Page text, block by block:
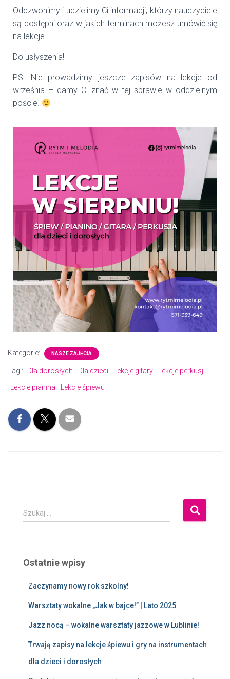
Oddzwonimy i udzielimy Ci informacji, którzy nauczyciele
są dostępni oraz w jakich terminach możesz umówić się
na lekcje.
Do usłyszenia!
PS. Nie prowadzimy jeszcze zapisów na lekcje od
września – damy Ci znać w tej sprawie w oddzielnym
poście.
Kategorie: NASZE ZAJĘCIA
Tagi: Dla dorosłych Dla dzieci Lekcje gitary
Lekcje perkusji
Lekcje pianina
Lekcje śpiewu
Szukaj …
Ostatnie wpisy
Zaczynamy nowy rok szkolny!
Warsztaty wokalne „Jak w bajce!” | Lato 2025
Jazz nocą – wokalne warsztaty jazzowe w Lublinie!
Trwają zapisy na lekcje śpiewu i gry na instrumentach
dla dzieci i dorosłych